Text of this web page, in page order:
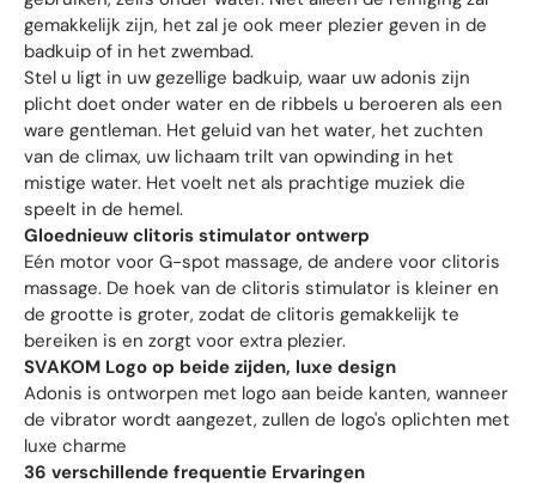
gemakkelijk zijn, het zal je ook meer plezier geven in de
badkuip of in het zwembad.
Stel u ligt in uw gezellige badkuip, waar uw adonis zijn
plicht doet onder water en de ribbels u beroeren als een
ware gentleman. Het geluid van het water, het zuchten
van de climax, uw lichaam trilt van opwinding in het
mistige water. Het voelt net als prachtige muziek die
speelt in de hemel.
Gloednieuw clitoris stimulator ontwerp
Eén motor voor G-spot massage, de andere voor clitoris
massage. De hoek van de clitoris stimulator is kleiner en
de grootte is groter, zodat de clitoris gemakkelijk te
bereiken is en zorgt voor extra plezier.
SVAKOM Logo op beide zijden, luxe design
Adonis is ontworpen met logo aan beide kanten, wanneer
de vibrator wordt aangezet, zullen de logo's oplichten met
luxe charme
36 verschillende frequentie Ervaringen